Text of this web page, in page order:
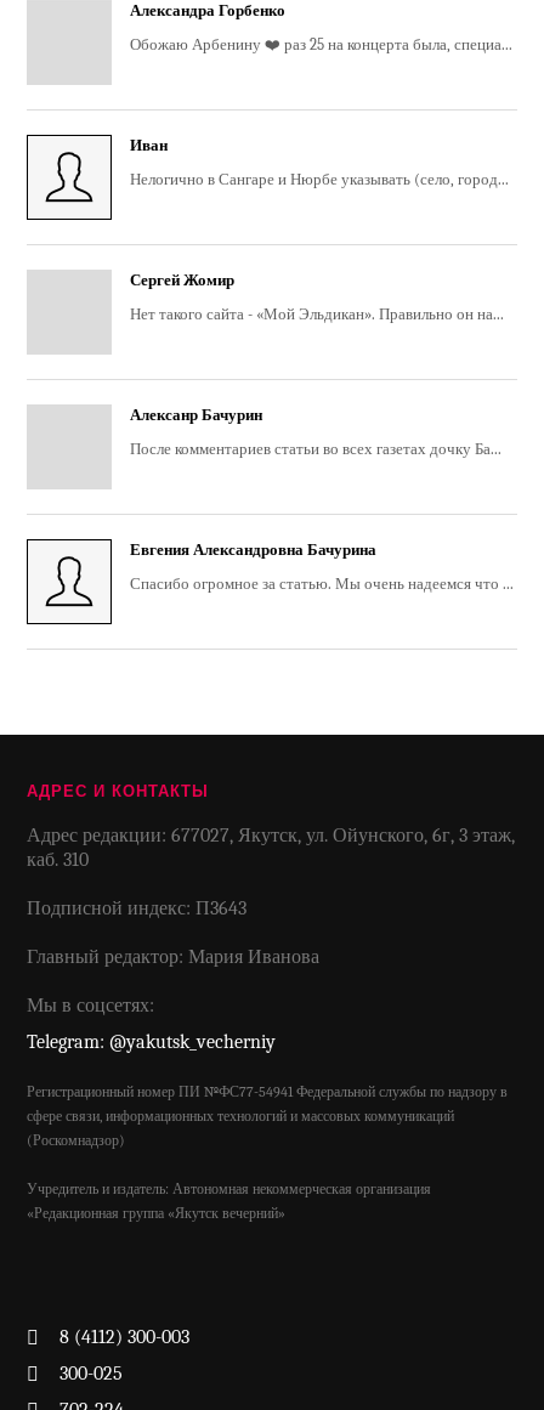
Александра Горбенко
Обожаю Арбенину ❤️ раз 25 на концерта была, специа...
Иван
Нелогично в Сангаре и Нюрбе указывать (село, город...
Сергей Жомир
Нет такого сайта - «Мой Эльдикан». Правильно он на...
Алексанр Бачурин
После комментариев статьи во всех газетах дочку Ба...
Евгения Александровна Бачурина
Спасибо огромное за статью. Мы очень надеемся что ...
АДРЕС И КОНТАКТЫ
Адрес редакции: 677027, Якутск, ул. Ойунского, 6г, 3 этаж,
каб. 310
Подписной индекс: П3643
Главный редактор: Мария Иванова
Мы в соцсетях:
Telegram: @yakutsk_vecherniy
Регистрационный номер ПИ №ФС77-54941 Федеральной службы по надзору в
сфере связи, информационных технологий и массовых коммуникаций
(Роскомнадзор)
Учредитель и издатель: Автономная некоммерческая организация
«Редакционная группа «Якутск вечерний»
8 (4112) 300-003
300-025